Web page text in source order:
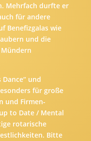
Mehrfach durfte er
für andere
Benefizgalas wie
und die
und
für große
und Firmen-
to Date / Mental
rotarische
Bitte